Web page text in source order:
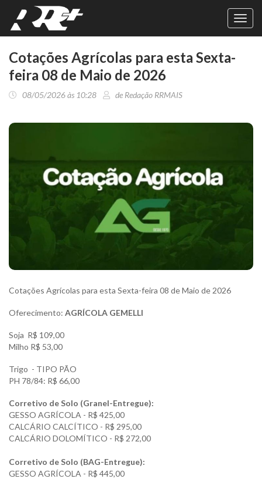
Cotações Agrícolas para esta Sexta-
feira 08 de Maio de 2026
08/05/2026 às 10:28 de Redação RRMAIS
Cotações Agrícolas para esta Sexta-feira 08 de Maio de 2026
Oferecimento: AGRÍCOLA GEMELLI
Soja R$ 109,00
Milho R$ 53,00
Trigo - TIPO PÃO
PH 78/84: R$ 66,00
Corretivo de Solo (Granel-Entregue):
GESSO AGRÍCOLA - R$ 425,00
CALCÁRIO CALCÍTICO - R$ 295,00
CALCÁRIO DOLOMÍTICO - R$ 272,00
Corretivo de Solo (BAG-Entregue):
GESSO AGRÍCOLA - R$ 445,00